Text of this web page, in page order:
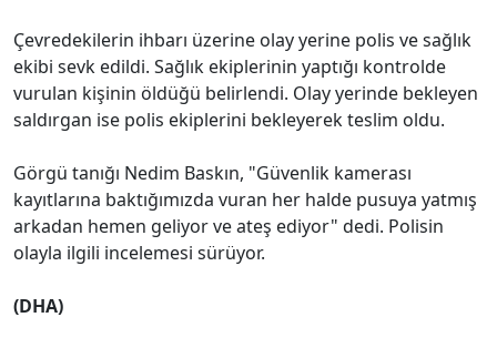
Çevredekilerin ihbarı üzerine olay yerine polis ve sağlık
ekibi sevk edildi. Sağlık ekiplerinin yaptığı kontrolde
vurulan kişinin öldüğü belirlendi. Olay yerinde bekleyen
saldırgan ise polis ekiplerini bekleyerek teslim oldu.
Görgü tanığı Nedim Baskın, "Güvenlik kamerası
kayıtlarına baktığımızda vuran her halde pusuya yatmış
arkadan hemen geliyor ve ateş ediyor" dedi. Polisin
olayla ilgili incelemesi sürüyor.
(DHA)